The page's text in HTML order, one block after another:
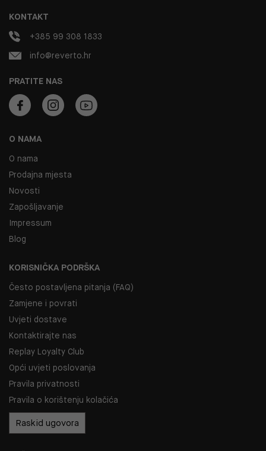
O NAMA
O nama
Prodajna mjesta
Novosti
Zapošljavanje
Impressum
Blog
KORISNIČKA PODRŠKA
Često postavljena pitanja (FAQ)
Zamjene i povrati
Uvjeti dostave
Kontaktirajte nas
Replay Loyalty Club
Opći uvjeti poslovanja
Pravila privatnosti
Pravila o korištenju kolačića
Raskid ugovora
PRATITE NAS
KONTAKT
+385 99 308 1833
info@reverto.hr